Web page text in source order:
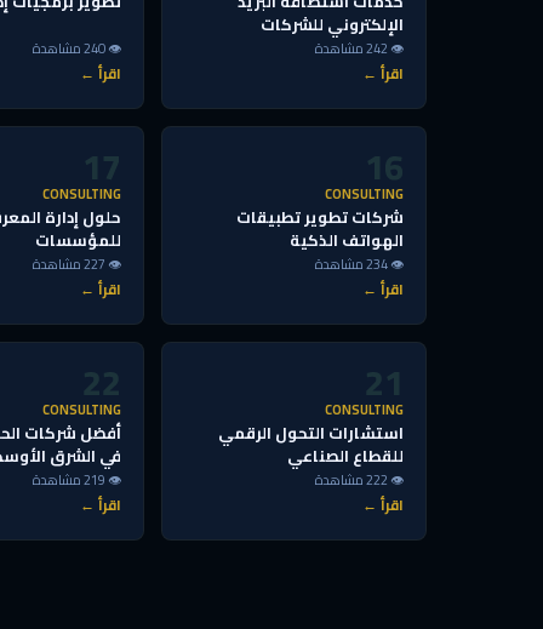
الإلكتروني للشركات
👁 242 مشاهدة
اقرأ ←
👁 240 مشاهدة
اقرأ ←
16
CONSULTING
شركات تطوير تطبيقات
الهواتف الذكية
👁 234 مشاهدة
اقرأ ←
17
CONSULTING
حلول إدارة
للمؤسسات
👁 227 مشاهدة
اقرأ ←
21
CONSULTING
استشارات التحول الرقمي
للقطاع الصناعي
👁 222 مشاهدة
اقرأ ←
22
CONSULTING
أفضل شركات
في الشرق
👁 219 مشاهدة
اقرأ ←